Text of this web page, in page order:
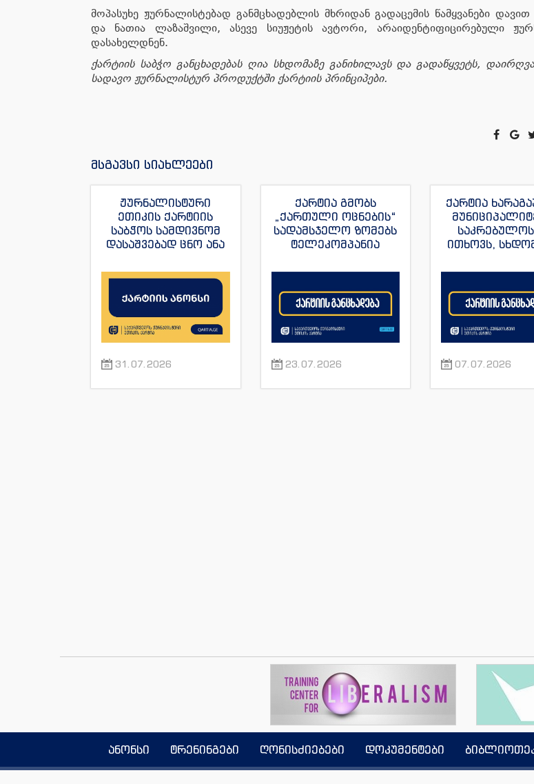
მოპასუხე ჟურნალისტებად განმცხადებლის მხრიდან გადაცემის წამყვანები
და ნათია ლაზაშვილი, ასევე სიუჟეტის ავტორი, არაიდენტიფიცირებული
დასახელდნენ.
ქარტიის საბჭო განცხადებას ღია სხდომაზე განიხილავს და გადაწყვეტს,
სადავო ჟურნალისტურ პროდუქტში ქარტიის პრინციპები.
მსგავსი სიახლეები
ჟურნალისტური
ეთიკის ქარტიის
საბჭოს სამდივნომ
დასაშვებად ცნო ანა
განცხადება “ტვ
ჟურნალისტის მაკა
ანდრონიკაშვილის
წინააღმდეგ.
31.07.2026
ქარტია გმობს
„ქართული ოცნების“
სადამსჯელო ზომებს
ტელეკომპანია
სანაიას და მისი სხვა
მიმართ
23.07.2026
ქარტია
ითხოვს,
პირობები
07.07.2026
ანონსი ტრენინგები ღონისძიებები დოკუმენტები